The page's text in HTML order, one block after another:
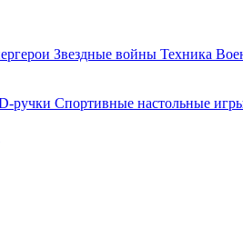
Звездные войны Техника
ручки Спортивные настольные